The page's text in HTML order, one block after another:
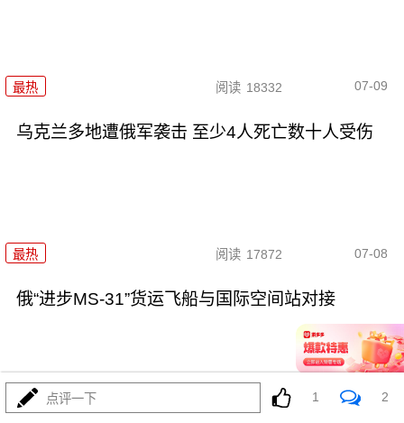
最热 阅读 18332 07-09
乌克兰多地遭俄军袭击 至少4人死亡数十人受伤
最热 阅读 17872 07-08
俄“进步MS-31”货运飞船与国际空间站对接
点评一下 1 2